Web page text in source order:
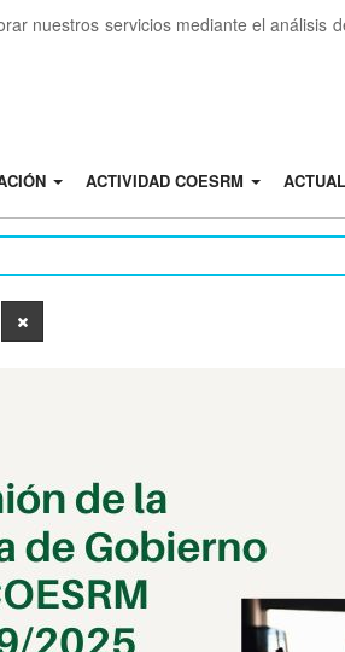
nuestros servicios mediante el
ACTIVIDAD COESRM